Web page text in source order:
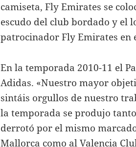
camiseta, Fly Emirates se
escudo del club bordado y el
patrocinador Fly Emirates en
En la temporada 2010-11 el
Adidas. «Nuestro mayor
sintáis orgullos de nuestro
la temporada se produjo
derrotó por el mismo
Mallorca como al Valencia